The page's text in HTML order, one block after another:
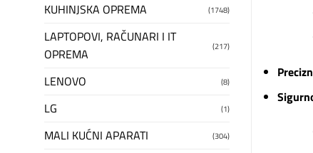
KUHINJSKA OPREMA (1748)
LAPTOPOVI, RAČUNARI I IT
OPREMA
(217)
LENOVO (8)
LG (1)
MALI KUĆNI APARATI (304)